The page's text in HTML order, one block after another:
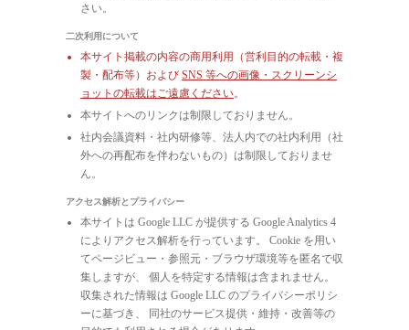
さい。
二次利用について
本サイト掲載の内容の商用利用（営利目的の転載・複
製・配布等）および SNS 等への画像・スクリーンシ
ョットの転載はご遠慮ください。
本サイトへのリンクは制限しておりません。
社内会議資料・社内研修等、法人内での社内利用（社
外への再配布を伴わないもの）は制限しておりませ
ん。
アクセス解析とプライバシー
本サイトは Google LLC が提供する Google Analytics 4
によりアクセス解析を行っています。 Cookie を用い
てページビュー・参照元・ブラウザ環境等を匿名で収
集しますが、 個人を特定する情報は含まれません。
収集された情報は Google LLC のプライバシーポリシ
ーに基づき、 同社のサービス提供・維持・改善等の